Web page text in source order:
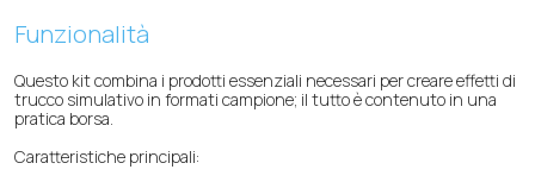
Funzionalità
Questo kit combina i prodotti essenziali necessari per creare effetti di
trucco simulativo in formati campione; il tutto è contenuto in una
pratica borsa.
Caratteristiche principali: